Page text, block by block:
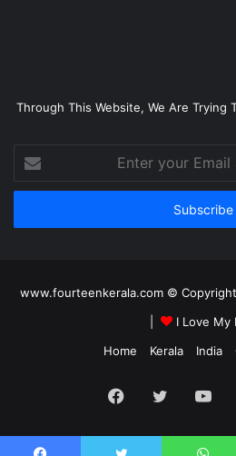
Through This Website, We Are Trying
your
Email
www.fourteenkerala.com ©
I Love My
Home
Kerala India
Facebook
Twitter